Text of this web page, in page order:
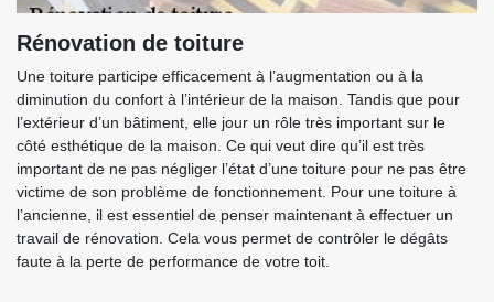
Rénovation de toiture
Une toiture participe efficacement à l’augmentation ou à la
diminution du confort à l’intérieur de la maison. Tandis que pour
l’extérieur d’un bâtiment, elle jour un rôle très important sur le
côté esthétique de la maison. Ce qui veut dire qu’il est très
important de ne pas négliger l’état d’une toiture pour ne pas être
victime de son problème de fonctionnement. Pour une toiture à
l’ancienne, il est essentiel de penser maintenant à effectuer un
travail de rénovation. Cela vous permet de contrôler le dégâts
faute à la perte de performance de votre toit.